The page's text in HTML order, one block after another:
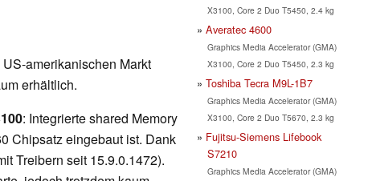
amerikanischen Markt
erhältlich.
: Integrierte shared Memory
Chipsatz eingebaut ist. Dank
Treibern seit 15.9.0.1472).
X3100, Core 2 Duo T5450, 2.4 kg
Averatec 4600
Graphics Media Accelerator (GMA)
X3100, Core 2 Duo T5450, 2.3 kg
Toshiba Tecra M9L-1B7
Graphics Media Accelerator (GMA)
X3100, Core 2 Duo T5670, 2.3 kg
Fujitsu-Siemens Lifebook
S7210
Graphics Media Accelerator (GMA)